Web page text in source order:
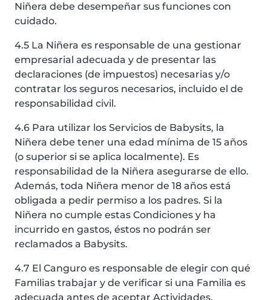
Niñera debe desempeñar sus funciones con
cuidado.
4.5 La Niñera es responsable de una gestionar
empresarial adecuada y de presentar las
declaraciones (de impuestos) necesarias y/o
contratar los seguros necesarios, incluido el de
responsabilidad civil.
4.6 Para utilizar los Servicios de Babysits, la
Niñera debe tener una edad mínima de 15 años
(o superior si se aplica localmente). Es
responsabilidad de la Niñera asegurarse de ello.
Además, toda Niñera menor de 18 años está
obligada a pedir permiso a los padres. Si la
Niñera no cumple estas Condiciones y ha
incurrido en gastos, éstos no podrán ser
reclamados a Babysits.
4.7 El Canguro es responsable de elegir con qué
Familias trabajar y de verificar si una Familia es
adecuada antes de aceptar Actividades.